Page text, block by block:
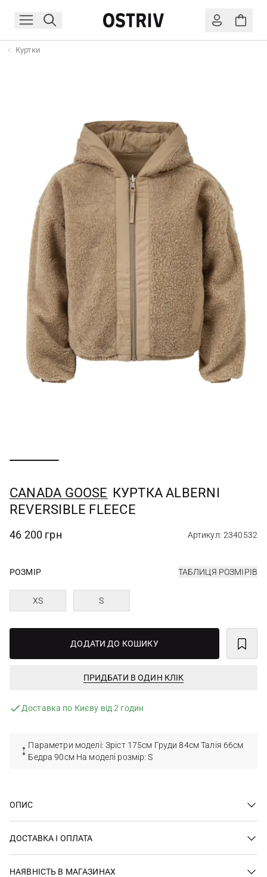
Куртки
CANADA GOOSE КУРТКА ALBERNI
REVERSIBLE FLEECE
46 200 грн Артикул: 2340532
РОЗМІР ТАБЛИЦЯ РОЗМІРІВ
XS S
ДОДАТИ ДО КОШИКУ
ПРИДБАТИ В ОДИН КЛІК
Доставка по Києву від 2 годин
Параметри моделі: Зріст 175см Груди 84см Талія 66см
Бедра 90см На моделі розмір: S
ОПИС
ДОСТАВКА І ОПЛАТА
НАЯВНІСТЬ В МАГАЗИНАХ